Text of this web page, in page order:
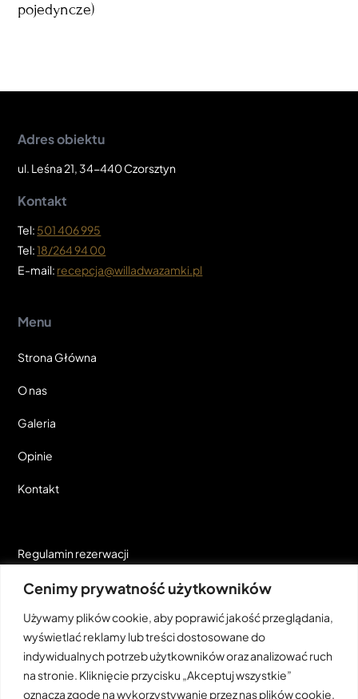
Cenimy prywatność użytkowników
Używamy plików cookie, aby poprawić jakość przeglądania,
wyświetlać reklamy lub treści dostosowane do
indywidualnych potrzeb użytkowników oraz analizować ruch
na stronie. Kliknięcie przycisku „Akceptuj wszystkie”
oznacza zgodę na wykorzystywanie przez nas plików cookie.
pojedyncze)
Adres obiektu
ul. Leśna 21, 34-440 Czorsztyn
Kontakt
Tel: 501 406 995
Tel:18/264 94 00
E-mail: recepcja@willadwazamki.pl
Menu
Strona Główna
O nas
Galeria
Opinie
Kontakt
Regulamin rezerwacji
FAQ